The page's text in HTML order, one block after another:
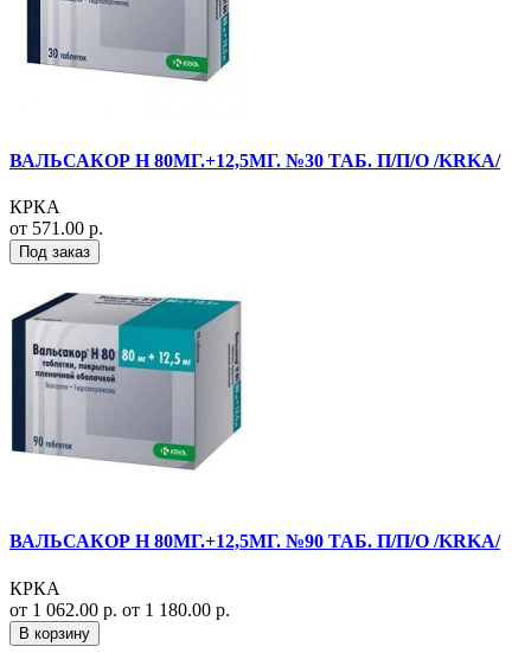
ВАЛЬСАКОР Н 80МГ.+12,5МГ. №30 ТАБ. П/П/О /KRKA/
КРКА
от 571.00 р.
Под заказ
ВАЛЬСАКОР Н 80МГ.+12,5МГ. №90 ТАБ. П/П/О /KRKA/
КРКА
от 1 062.00 р. от 1 180.00 р.
В корзину